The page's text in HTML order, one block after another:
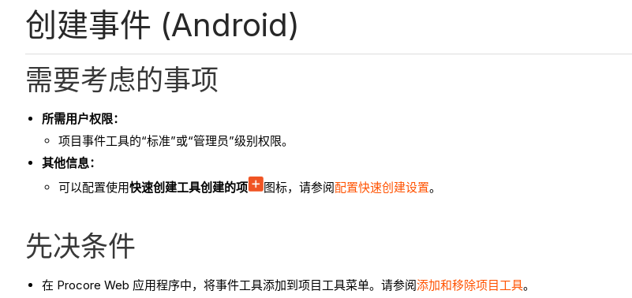
创建事件 (Android)
需要考虑的事项
所需用户权限：
项目事件工具的“标准”或“管理员”级别权限。
其他信息：
可以配置使用快速创建工具创建的项 图标，请参阅配置快速创建设置。
先决条件
在 Procore Web 应用程序中，将事件工具添加到项目工具菜单。请参阅添加和移除项目工具。